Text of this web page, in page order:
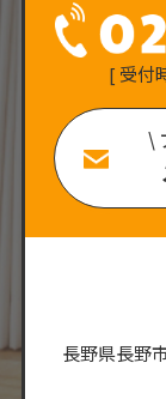
[ 受付
\
長野県長野